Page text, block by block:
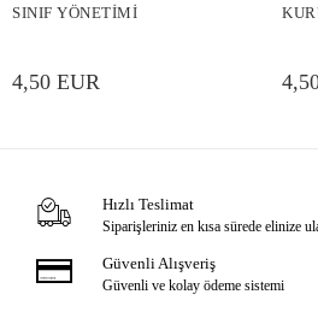
SINIF YÖNETİMİ
4,50 EUR
Hızlı Teslimat
Siparişleriniz en kısa sürede elinize
Güvenli Alışveriş
Güvenli ve kolay ödeme sistemi